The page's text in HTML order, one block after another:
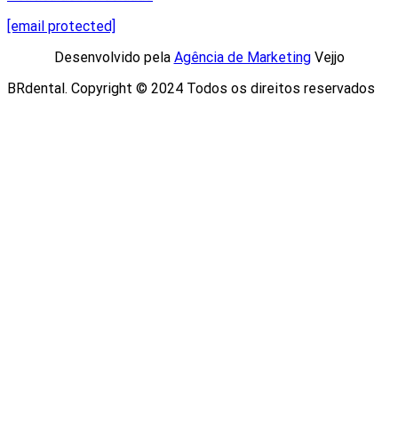
[email protected]
Desenvolvido pela Agência de MarketingVejjo​
BRdental. Copyright © 2024 Todos os direitos reservados